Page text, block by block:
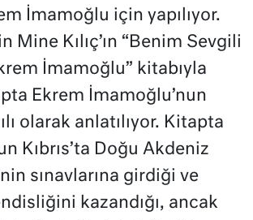
İmamoğlu için yapılıyor.
Mine Kılıç’ın “Benim Sevgili
İmamoğlu” kitabıyla
Ekrem İmamoğlu’nun
olarak anlatılıyor. Kitapta
Kıbrıs’ta Doğu Akdeniz
sınavlarına girdiği ve
kazandığı, ancak